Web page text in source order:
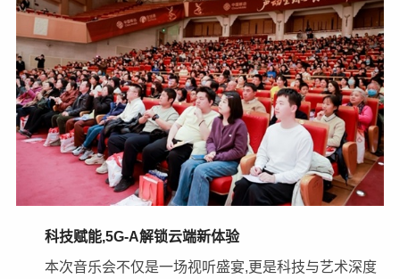
科技赋能,5G-A解锁云端新体验
本次音乐会不仅是一场视听盛宴,更是科技与艺术深度